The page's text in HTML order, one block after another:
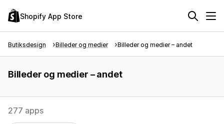
Shopify App Store
Butiksdesign Billeder og medier Billeder og medier – andet
Billeder og medier – andet
277 apps